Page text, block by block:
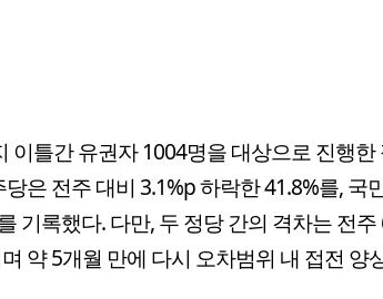
이틀간 유권자 1004명을 대상으로 진행한
은 전주 대비 3.1%p 하락한 41.8%를, 국
기록했다. 다만, 두 정당 간의 격차는 전주
약 5개월 만에 다시 오차범위 내 접전 양